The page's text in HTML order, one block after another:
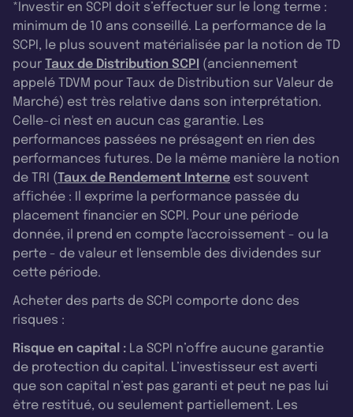
*Investir en SCPI doit s’effectuer sur le long terme :
minimum de 10 ans conseillé. La performance de la
SCPI, le plus souvent matérialisée par la notion de TD
pour Taux de Distribution SCPI (anciennement
appelé TDVM pour Taux de Distribution sur Valeur de
Marché) est très relative dans son interprétation.
Celle-ci n'est en aucun cas garantie. Les
performances passées ne présagent en rien des
performances futures. De la même manière la notion
de TRI (Taux de Rendement Interne est souvent
affichée : Il exprime la performance passée du
placement financier en SCPI. Pour une période
donnée, il prend en compte l'accroissement - ou la
perte - de valeur et l'ensemble des dividendes sur
cette période.
Acheter des parts de SCPI comporte donc des
risques :
Risque en capital : La SCPI n’offre aucune garantie
de protection du capital. L’investisseur est averti
que son capital n’est pas garanti et peut ne pas lui
être restitué, ou seulement partiellement. Les